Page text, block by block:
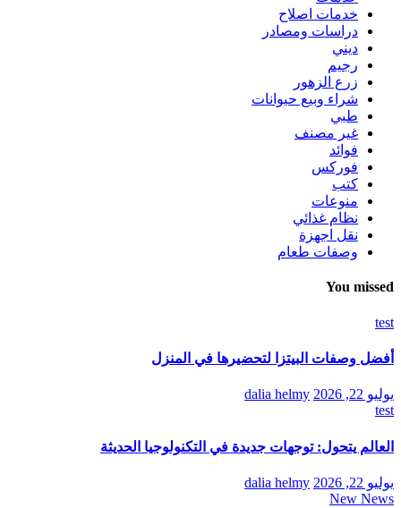
خدمات اصلاح
دراسات ومصادر
ديني
رجيم
زرع الزهور
شراء وبيع حيوانات
طبي
غير مصنف
فوائد
فوركس
كتب
منوعات
نظام غذائي
نقل اجهزة
وصفات طعام
You missed
test
أفضل وصفات البيتزا لتحضيرها في المنزل
يوليو 22, 2026
dalia helmy
test
العالم يتحول: توجهات جديدة في التكنولوجيا الحديثة
يوليو 22, 2026
dalia helmy
New News